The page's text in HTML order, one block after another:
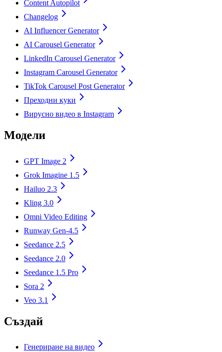
Content Autopilot
Changelog
AI Influencer Generator
AI Carousel Generator
LinkedIn Carousel Generator
Instagram Carousel Generator
TikTok Carousel Post Generator
Преходни куки
Вирусно видео в Instagram
Модели
GPT Image 2
Grok Imagine 1.5
Hailuo 2.3
Kling 3.0
Omni Video Editing
Runway Gen-4.5
Seedance 2.5
Seedance 2.0
Seedance 1.5 Pro
Sora 2
Veo 3.1
Създай
Генериране на видео